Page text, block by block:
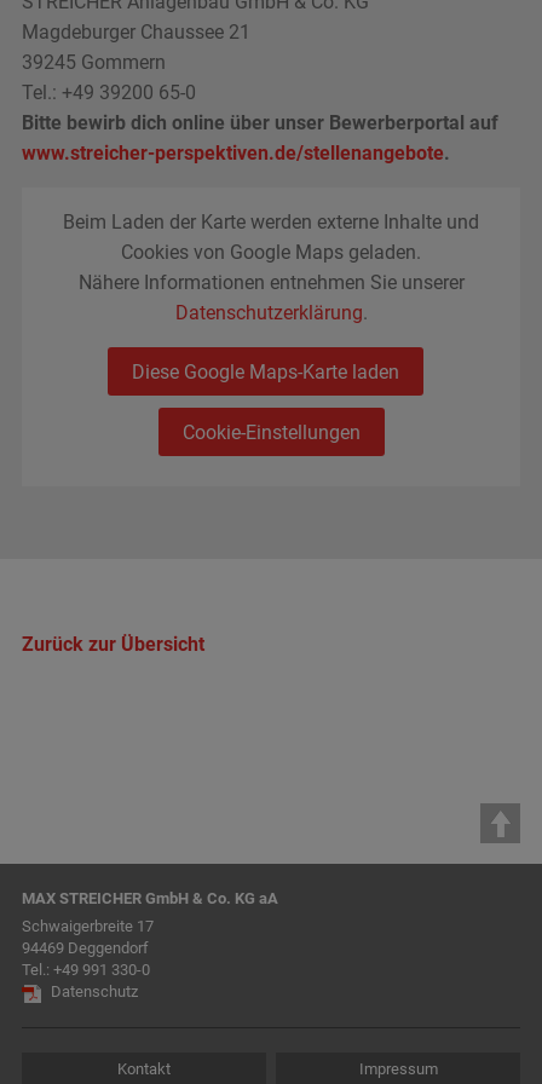
Magdeburger Chaussee 21
39245 Gommern
Tel.: +49 39200 65-0
Bitte bewirb dich online über unser Bewerberportal auf
www.streicher-perspektiven.de/stellenangebote.
Beim Laden der Karte werden externe Inhalte und
Cookies von Google Maps geladen.
Nähere Informationen entnehmen Sie unserer
Datenschutzerklärung.
Diese Google Maps-Karte laden
Cookie-Einstellungen
Zurück zur Übersicht
MAX STREICHER GmbH & Co. KG aA
Schwaigerbreite 17
94469 Deggendorf
Tel.: +49 991 330-0
Datenschutz
Kontakt Impressum